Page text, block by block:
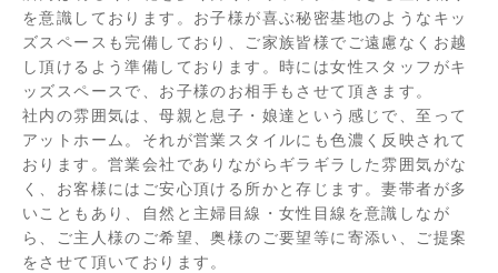
を意識しております。お子様が喜ぶ秘密基地のようなキッ
ズスペースも完備しており、ご家族皆様でご遠慮なくお越
し頂けるよう準備しております。時には女性スタッフがキ
ッズスペースで、お子様のお相手もさせて頂きます。
社内の雰囲気は、母親と息子・娘達という感じで、至って
アットホーム。それが営業スタイルにも色濃く反映されて
おります。営業会社でありながらギラギラした雰囲気がな
く、お客様にはご安心頂ける所かと存じます。妻帯者が多
いこともあり、自然と主婦目線・女性目線を意識しなが
ら、ご主人様のご希望、奥様のご要望等に寄添い、ご提案
をさせて頂いております。